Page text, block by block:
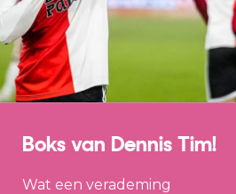
Boks van Dennis Tim!
Wat een verademing